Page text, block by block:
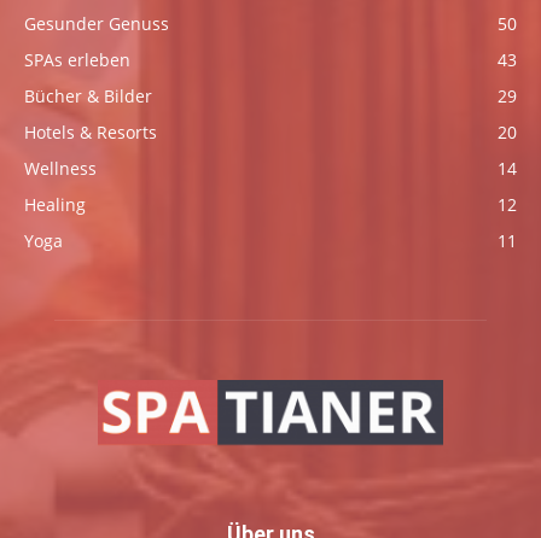
Gesunder Genuss
50
SPAs erleben
43
Bücher & Bilder
29
Hotels & Resorts
20
Wellness
14
Healing
12
Yoga
11